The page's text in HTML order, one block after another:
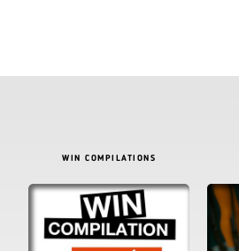
WIN COMPILATIONS